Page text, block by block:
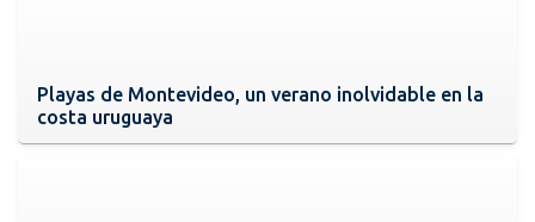
Playas de Montevideo, un verano inolvidable en la
costa uruguaya